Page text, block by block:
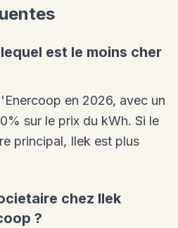
est le moins cher
en 2026, avec un
sur le prix du kWh. Si le
principal, Ilek est plus
chez Ilek
?